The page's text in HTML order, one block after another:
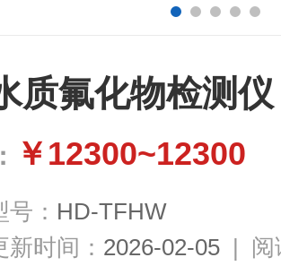
质氟化物检测仪
￥12300~12300
号： HD-TFHW
新时间： 2026-02-05 | 阅